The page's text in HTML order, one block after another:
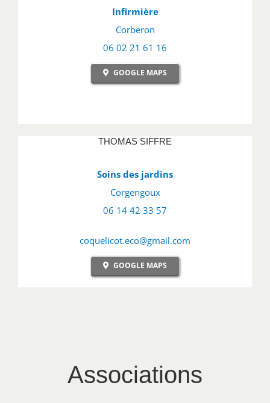
Infirmière
Corberon
06 02 21 61 16
GOOGLE MAPS
THOMAS SIFFRE
Soins des jardins
Corgengoux
06 14 42 33 57
coquelicot.eco@gmail.com
GOOGLE MAPS
Associations